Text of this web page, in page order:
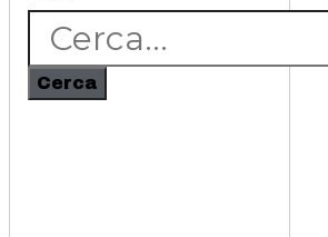
Cerca